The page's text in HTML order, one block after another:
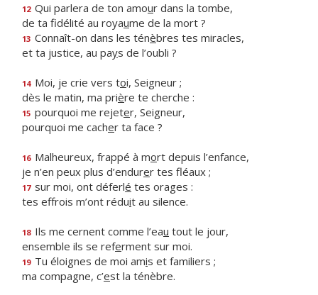
12 Qui parlera de ton amour dans la tombe,
de ta fidélité au royaume de la mort ?
13 Connaît-on dans les ténèbres tes miracles,
et ta justice, au pays de l’oubli ?
14 Moi, je crie vers toi, Seigneur ;
dès le matin, ma prière te cherche :
15 pourquoi me rejeter, Seigneur,
pourquoi me cacher ta face ?
16 Malheureux, frappé à mort depuis l’enfance,
je n’en peux plus d’endurer tes fléaux ;
17 sur moi, ont déferlé tes orages :
tes effrois m’ont réduit au silence.
18 Ils me cernent comme l’eau tout le jour,
ensemble ils se referment sur moi.
19 Tu éloignes de moi amis et familiers ;
ma compagne, c’est la ténèbre.